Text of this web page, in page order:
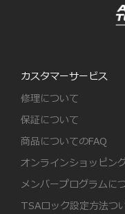
カスタマーサービス
修理について
保証について
商品についてのFAQ
オンラインショッピン
メンバープログラムに
TSAロック設定方法つ